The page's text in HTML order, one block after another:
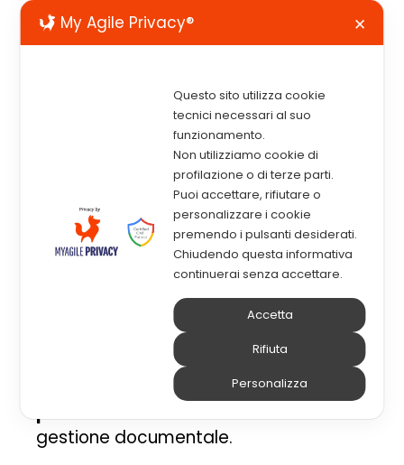
Partecipa al webinar perscoprire
come la trasformazione digitale e
l’intelligenza artificiale stanno
rivoluzionando la gestione delle
Approfondiremo strategie innovative
per affrontare le sfide tecnologiche e
con un focus sulla
sostenibilità, l’automazione dei
processi HRe l’ottimizzazione della
gestione documentale.
My Agile Privacy® ✕
Questo sito utilizza cookie
tecnici necessari al suo
funzionamento.
Non utilizziamo cookie di
profilazione o di terze parti.
Puoi accettare, rifiutare o
personalizzare i cookie
premendo i pulsanti desiderati.
Chiudendo questa informativa
continuerai senza accettare.
Accetta
Rifiuta
Personalizza